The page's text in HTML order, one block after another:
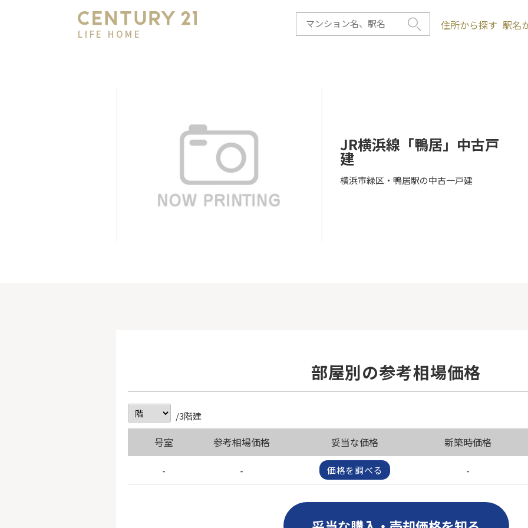
LIFE HOME
住所から探す 駅名
JR横浜線「鴨居」中古戸
建
横浜市緑区・鴨居駅の中古一戸建
部屋別の参考相場価格
/3階建
号室 参考相場価格 妥当な価格 新築時価格
-
- 価格を調べる -